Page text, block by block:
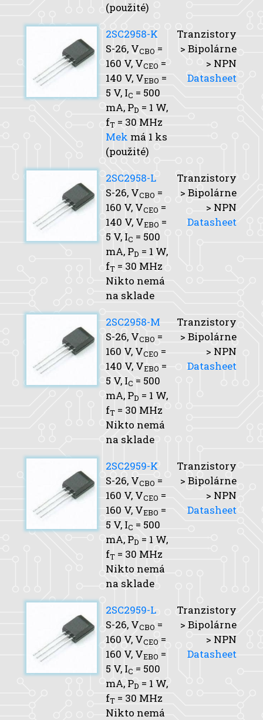
(použité)
2SC2958-K
S-26, VCBO =
160 V, VCEO =
140 V, VEBO =
5 V, IC = 500
mA, PD = 1 W,
fT = 30 MHz
Mek má 1 ks
(použité)
Tranzistory
> Bipolárne
> NPN
Datasheet
2SC2958-L
S-26, VCBO =
160 V, VCEO =
140 V, VEBO =
5 V, IC = 500
mA, PD = 1 W,
fT = 30 MHz
Nikto nemá
na sklade
Tranzistory
> Bipolárne
> NPN
Datasheet
2SC2958-M
S-26, VCBO =
160 V, VCEO =
140 V, VEBO =
5 V, IC = 500
mA, PD = 1 W,
fT = 30 MHz
Nikto nemá
na sklade
Tranzistory
> Bipolárne
> NPN
Datasheet
2SC2959-K
S-26, VCBO =
160 V, VCEO =
160 V, VEBO =
5 V, IC = 500
mA, PD = 1 W,
fT = 30 MHz
Nikto nemá
na sklade
Tranzistory
> Bipolárne
> NPN
Datasheet
2SC2959-L
S-26, VCBO =
160 V, VCEO =
160 V, VEBO =
5 V, IC = 500
mA, PD = 1 W,
fT = 30 MHz
Nikto nemá
Tranzistory
> Bipolárne
> NPN
Datasheet